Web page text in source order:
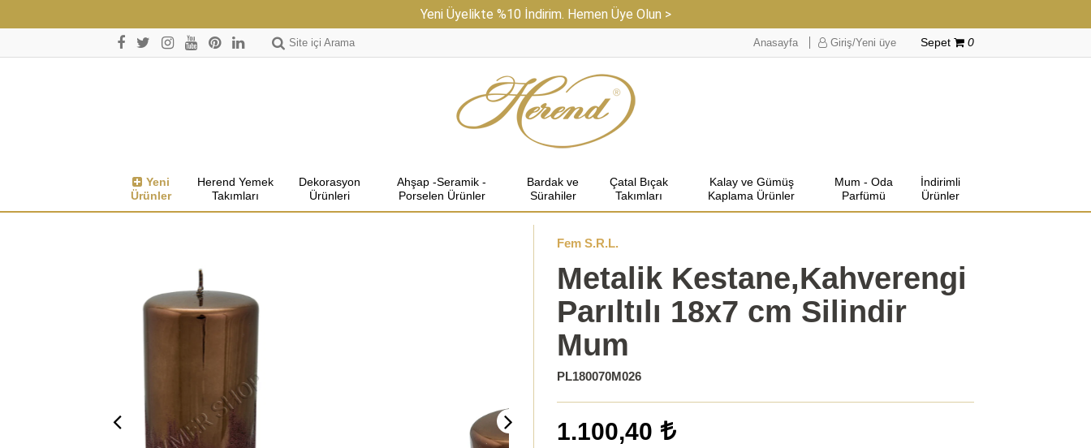
Yeni Üyelikte %10 İndirim. Hemen Üye Olun >
Site içi Arama Anasayfa Giriş/Yeni üye Sepet 0
Yeni
Ürünler
Herend Yemek
Takımları
Dekorasyon
Ürünleri
Ahşap -Seramik -
Porselen Ürünler
Bardak ve
Sürahiler
Çatal Bıçak
Takımları
Kalay ve Gümüş
Kaplama Ürünler
Mum - Oda
Parfümü
İndirimli
Ürünler
Fem S.R.L.
Metalik Kestane,Kahverengi
Parıltılı 18x7 cm Silindir
Mum
PL180070M026
1.100,40